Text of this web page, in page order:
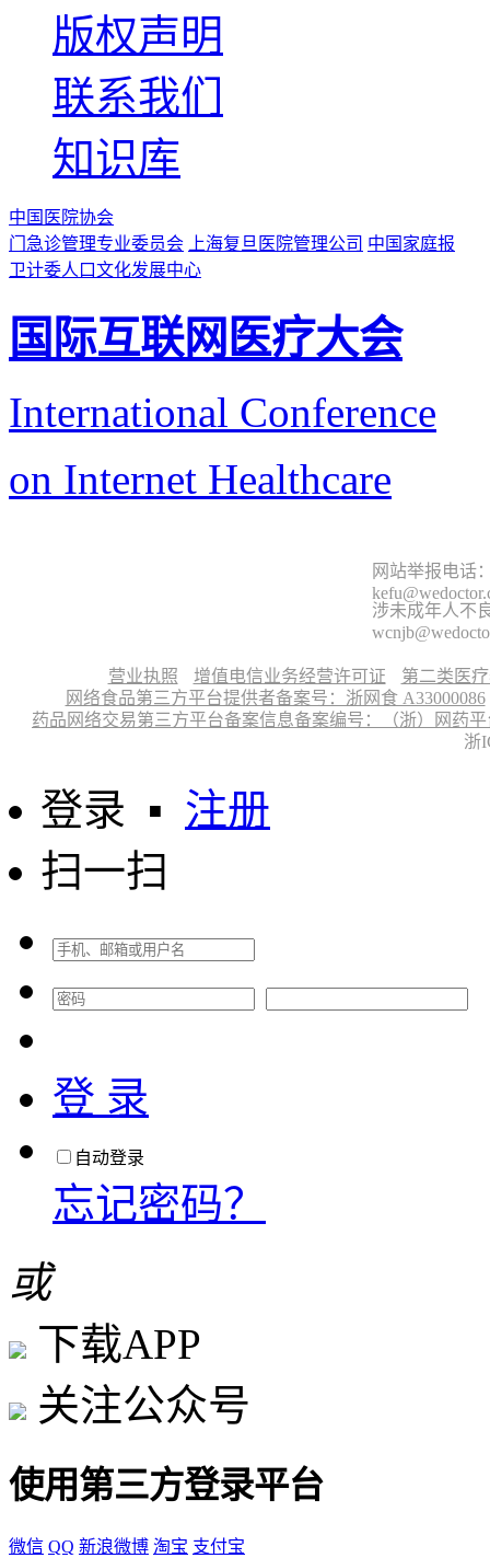
版权声明
联系我们
知识库
中国医院协会
门急诊管理专业委员会 上海复旦医院管理公司 中国家庭报
卫计委人口文化发展中心
国际互联网医疗大会
International Conference
on Internet Healthcare
网站举报电话
涉未成年人不
营业执照 增值电信业务经营许可证
第二类医
网络食品第三方平台提供者备案号：浙网食 A33000086
药品网络交易第三方平台备案信息备案编号：（浙）网药平
浙
登录 ▪ 注册
扫一扫
登 录
自动登录
忘记密码？
或
下载APP
关注公众号
使用第三方登录平台
微信 QQ 新浪微博 淘宝 支付宝